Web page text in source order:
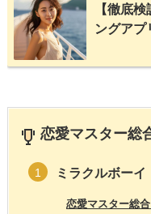
【徹底
ングアプ
恋愛マスター総
1 ミラクルボーイ
恋愛マスター総